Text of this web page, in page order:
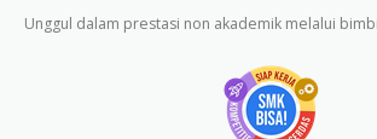
Unggul dalam prestasi non akademik melalui